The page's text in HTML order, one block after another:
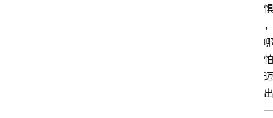
惧
，
哪
怕
迈
出
一